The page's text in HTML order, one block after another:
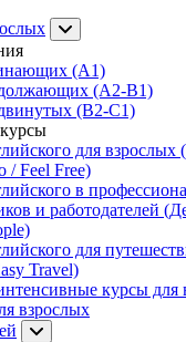
(A1)
(A2-B1)
(B2-C1)
для взрослых
/ Feel Free)
в
и работодателей
для
Travel)
курсы для
взрослых